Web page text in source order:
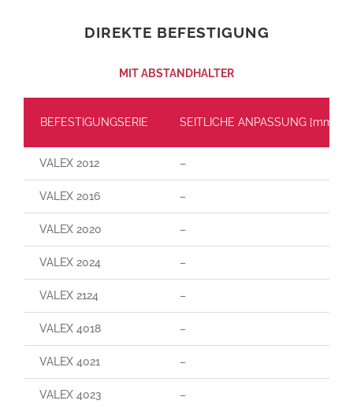
DIREKTE BEFESTIGUNG
MIT ABSTANDHALTER
BEFESTIGUNGSERIE SEITLICHE ANPASSUNG [mm]
VALEX 2012 –
VALEX 2016 –
VALEX 2020 –
VALEX 2024 –
VALEX 2124 –
VALEX 4018 –
VALEX 4021 –
VALEX 4023 –